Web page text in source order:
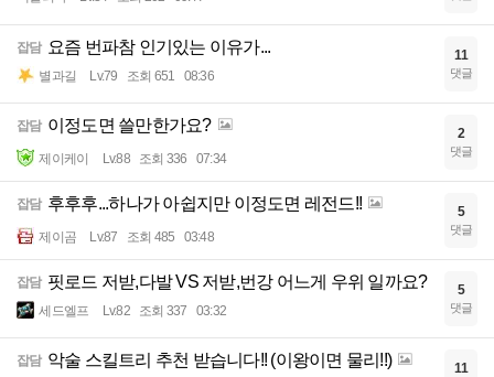
잡담 요즘 번파참 인기있는 이유가...
별과길 Lv.79 조회 651 08:36
11
댓글
잡담 이정도면 쓸만한가요?
제이케이 Lv.88 조회 336 07:34
2
댓글
잡담 후후후...하나가 아쉽지만 이정도면 레전드!!
제이곰 Lv.87 조회 485 03:48
5
댓글
잡담 핏로드 저받,다발 VS 저받,번강 어느게 우위 일까요?
세드엘프 Lv.82 조회 337 03:32
5
댓글
잡담 악술 스킬트리 추천 받습니다!! (이왕이면 물리!!) 11